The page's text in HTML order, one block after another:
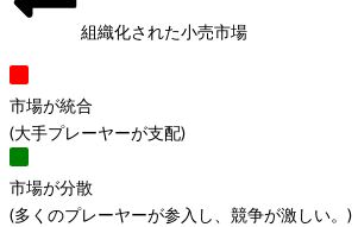
組織化された小売市場
市場が統合
(大手プレーヤーが支配)
市場が分散
(多くのプレーヤーが参入し、競争が激しい。 )